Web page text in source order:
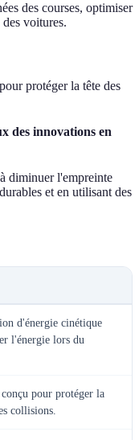
des courses, optimiser
voitures.
protéger la tête des
des innovations en
diminuer l'empreinte
et en utilisant des
d'énergie cinétique
l'énergie lors du
pour protéger la
collisions.